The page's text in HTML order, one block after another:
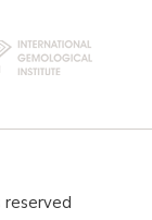
reserved